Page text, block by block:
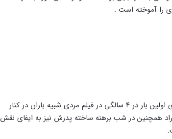
را آموخته است .
شبیه باران در کنار
همچنین در شب برهنه ساخته پدرش نیز به ایفای نقش